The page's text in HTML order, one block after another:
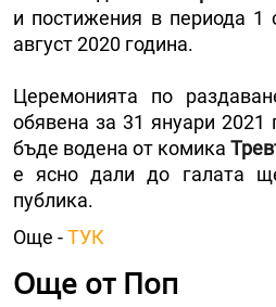
и постижения в периода 1
август 2020 година.
Церемонията по
обявена за 31 януари
бъде водена от комика
е ясно дали до галата
публика.
Още -ТУК
Още от Поп